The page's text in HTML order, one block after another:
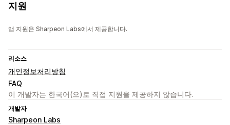
지원
앱 지원은 Sharpeon Labs에서 제공합니다.
리소스
개인정보처리방침
FAQ
이 개발자는 한국어(으)로 직접 지원을 제공하지 않습니다.
개발자
Sharpeon Labs